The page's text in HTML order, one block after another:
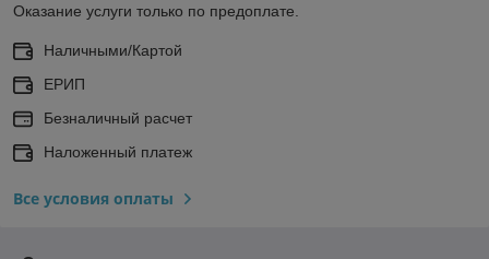
Оказание услуги только по предоплате.
Наличными/Картой
ЕРИП
Безналичный расчет
Наложенный платеж
Все условия оплаты